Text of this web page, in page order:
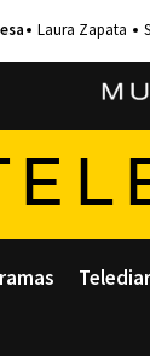
Laura Zapata